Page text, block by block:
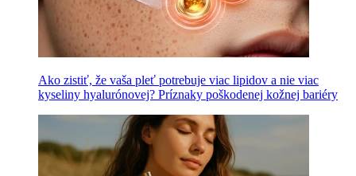
Ako zistiť, že vaša pleť potrebuje viac lipidov a nie viac
kyseliny hyalurónovej? Príznaky poškodenej kožnej bariéry